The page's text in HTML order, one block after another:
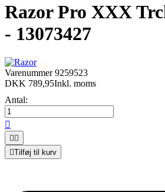
Razor Pro XXX
- 13073427
Varenummer9259523
DKK 789,95Inkl. moms
Antal:

 
Tilføj til kurv